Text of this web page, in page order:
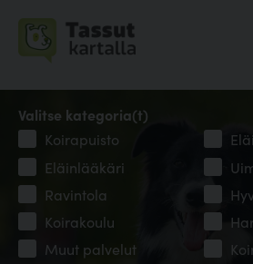
Valitse kategoria(t)
Koirapuisto
Eläinlääkäri
Ravintola
Koirakoulu
Muut palvelut